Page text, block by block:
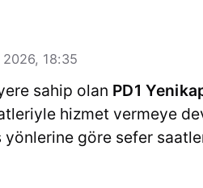
18:35
sahip olan PD1
hizmet vermeye
yönlerine göre sefer